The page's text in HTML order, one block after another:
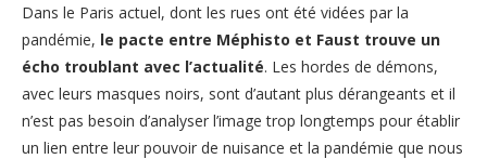
Dans le Paris actuel, dont les rues ont été vidées par la
pandémie, le pacte entre Méphisto et Faust trouve un
écho troublant avec l’actualité. Les hordes de démons,
avec leurs masques noirs, sont d’autant plus dérangeants et il
n’est pas besoin d’analyser l’image trop longtemps pour établir
un lien entre leur pouvoir de nuisance et la pandémie que nous